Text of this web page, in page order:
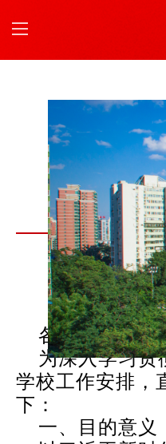
直
各党支部：
为深入学习贯
学校工作安排，
下：
一、目的意义